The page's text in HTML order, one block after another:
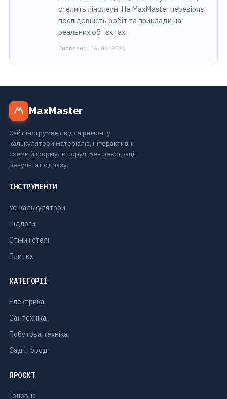
стелить лінолеум. На MaxMaster перевіряє
послідовність робіт та приклади на
реальних обʼєктах.
Оновлено 16.06.2026
MaxMaster
Сайт інструментів для ремонту:
калькулятори матеріалів, інтерактивні
схеми й формули поруч. Без реєстрації,
результат одразу.
ІНСТРУМЕНТИ
Усі калькулятори
Підлоги
Стіни і стелі
Плитка
КАТЕГОРІЇ
Електрика
Сантехніка
Побутова техніка
Сад і город
ПРОЄКТ
Головна